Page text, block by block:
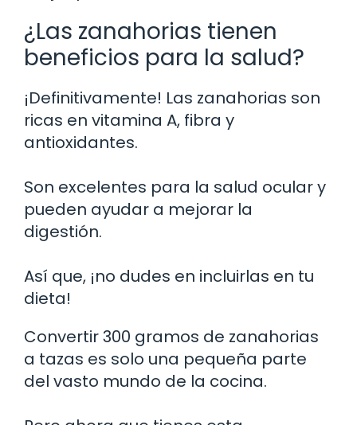
¿Las zanahorias tienen
beneficios para la salud?
¡Definitivamente! Las zanahorias son
ricas en vitamina A, fibra y
antioxidantes.
Son excelentes para la salud ocular y
pueden ayudar a mejorar la
digestión.
Así que, ¡no dudes en incluirlas en tu
dieta!
Convertir 300 gramos de zanahorias
a tazas es solo una pequeña parte
del vasto mundo de la cocina.